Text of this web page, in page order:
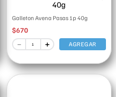
Galleton Avena Pasas 1p 40g
$670
＋
－ AGREGAR